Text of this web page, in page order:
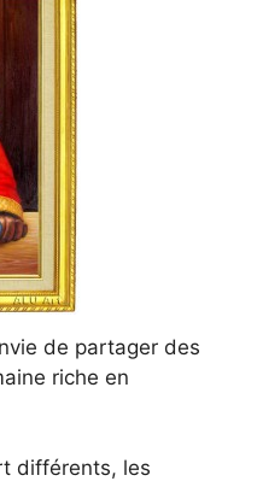
de partager des
riche en
différents, les